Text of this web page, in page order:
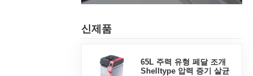
신제품
65L 주력 유형 페달 조개
Shelltype 압력 증기 살균